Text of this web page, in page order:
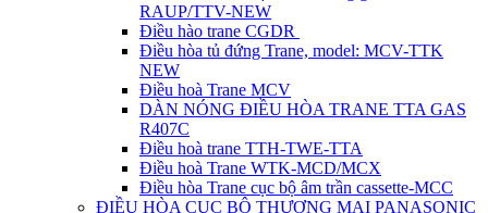
RAUP/TTV-NEW
Điều hào trane CGDR
Điều hòa tủ đứng Trane, model: MCV-TTK
NEW
Điều hoà Trane MCV
DÀN NÓNG ĐIỀU HÒA TRANE TTA GAS
R407C
Điều hoà trane TTH-TWE-TTA
Điều hoà Trane WTK-MCD/MCX
Điều hòa Trane cục bộ âm trần cassette-MCC
ĐIỀU HÒA CỤC BỘ THƯƠNG MẠI PANASONIC